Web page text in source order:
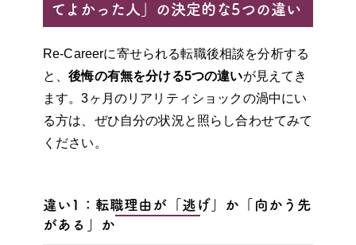
てよかった人」の決定的な5つの違い
Re-Careerに寄せられる転職後相談を分析する
と、後悔の有無を分ける5つの違いが見えてき
ます。3ヶ月のリアリティショックの渦中にい
る方は、ぜひ自分の状況と照らし合わせてみて
ください。
違い1：転職理由が「逃げ」か「向かう先
がある」か